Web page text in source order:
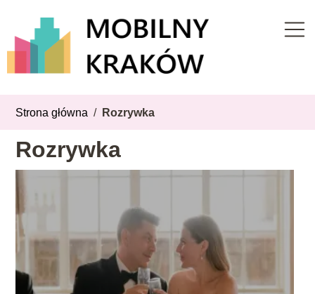
Strona główna / Rozrywka
Rozrywka